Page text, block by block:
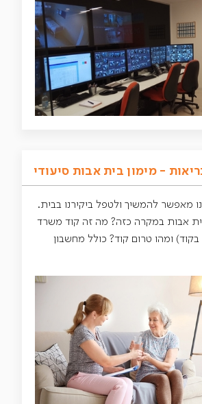
- מימון בית אבות סיעודי
מאפשר להמשיך ולטפל ביקירנו בבית.
אבות במקרה כזה? מה זה קוד משרד
ומהו טרום קוד? כולל מחשבון